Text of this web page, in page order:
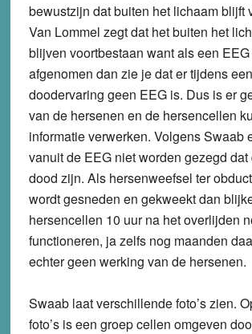
bewustzijn dat buiten het lichaam blijft
Van Lommel zegt dat het buiten het
blijven voortbestaan want als een
afgenomen dan zie je dat er tijdens
doodervaring geen EEG is. Dus is er
van de hersenen en de hersencellen
informatie verwerken. Volgens Swaab
vanuit de EEG niet worden gezegd
dood zijn. Als hersenweefsel ter
wordt gesneden en gekweekt dan
hersencellen 10 uur na het overlijden
functioneren, ja zelfs nog maanden
echter geen werking van de hersenen.
Swaab laat verschillende foto’s zien.
foto’s is een groep cellen omgeven